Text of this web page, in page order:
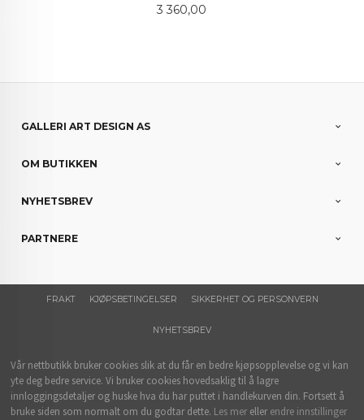
Pris
3 360,00
GALLERI ART DESIGN AS
OM BUTIKKEN
NYHETSBREV
PARTNERE
FRAKT KJØPSBETINGELSER SIKKERHET OG PERSONVERN
NYHETSBREV
Vår nettbutikk bruker cookies slik at du får en bedre kjøpsopplevelse og vi kan
yte deg bedre service. Vi bruker cookies hovedsaklig til å lagre
innloggingsdetaljer og huske hva du har puttet i handlekurven din. Fortsett å
bruke siden som normalt om du godtar dette. Les mer eller endre innstillinger